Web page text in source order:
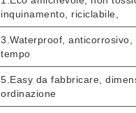
inquinamento, riciclabile,
3.Waterproof, anticorrosivo,
tempo
5.Easy da fabbricare,
ordinazione